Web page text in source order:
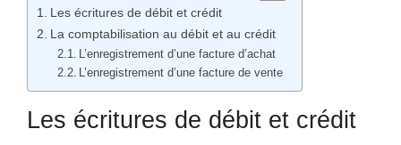
Les écritures de débit et crédit
La comptabilisation au débit et au crédit
L’enregistrement d’une facture d’achat
L’enregistrement d’une facture de vente
Les écritures de débit et crédit